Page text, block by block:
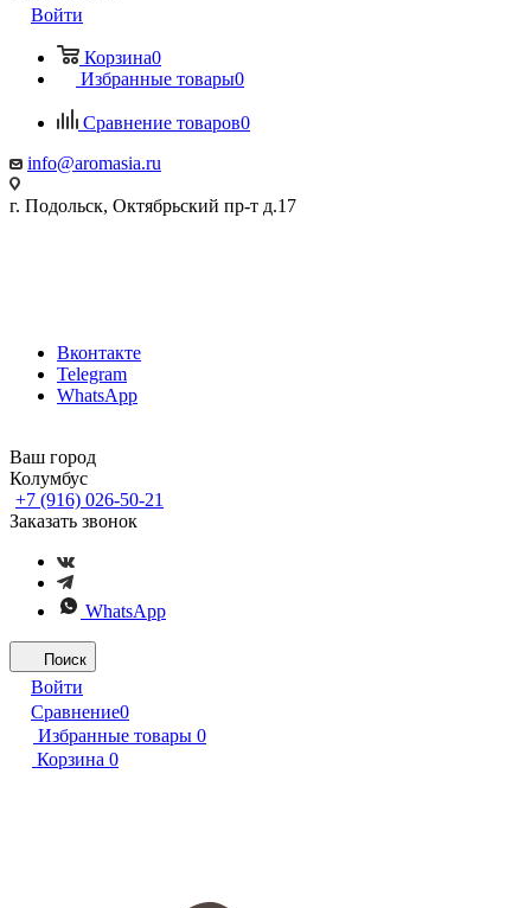
Войти
Корзина0
Избранные товары0
Сравнение товаров0
info@aromasia.ru
г. Подольск, Октябрьский пр-т д.17
Вконтакте
Telegram
WhatsApp
Ваш город
Колумбус
+7 (916) 026-50-21
Заказать звонок
WhatsApp
Поиск
Войти
Сравнение0
Избранные товары 0
Корзина 0